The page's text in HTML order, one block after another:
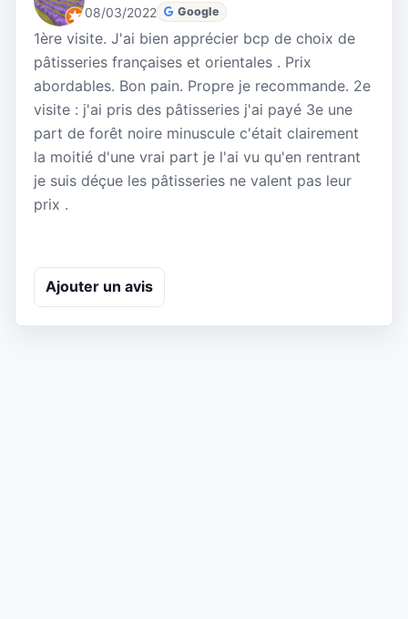
08/03/2022 Google
1ère visite. J'ai bien apprécier bcp de choix de
pâtisseries françaises et orientales . Prix
abordables. Bon pain. Propre je recommande. 2e
visite : j'ai pris des pâtisseries j'ai payé 3e une
part de forêt noire minuscule c'était clairement
la moitié d'une vrai part je l'ai vu qu'en rentrant
je suis déçue les pâtisseries ne valent pas leur
prix .
Ajouter un avis